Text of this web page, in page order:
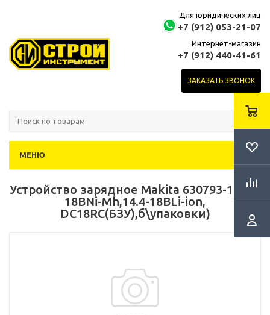
Для юридических лиц
+7 (912) 053-21-07
Интернет-магазин
+7 (912) 440-41-61
ЗАКАЗАТЬ ЗВОНОК
МЕНЮ
Устройство зарядное Makita 630793-1 (7.2-
18ВNi-Mh,14.4-18ВLi-ion,
DC18RC(БЗУ),б\упаковки)